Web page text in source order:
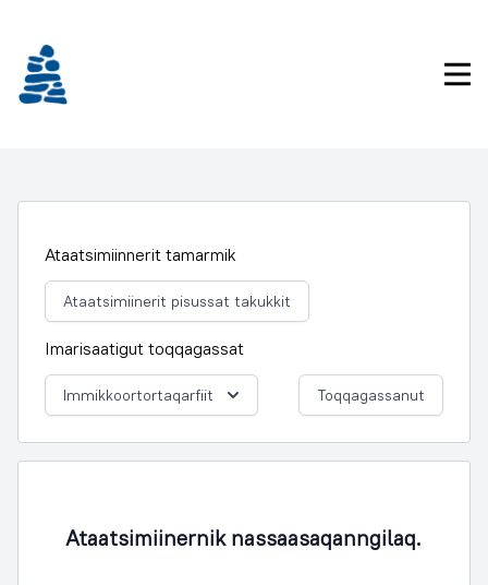
Ataatsimiinnerit tamarmik
Ataatsimiinerit pisussat takukkit
Imarisaatigut toqqagassat
Immikkoortortaqarfiit Toqqagassanut
Ataatsimiinernik nassaasaqanngilaq.